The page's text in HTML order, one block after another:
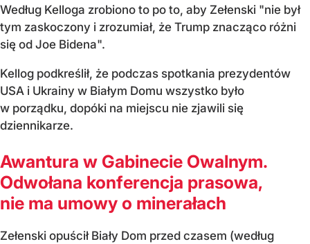
Według Kelloga zrobiono to po to, aby Zełenski "nie był
tym zaskoczony i zrozumiał, że Trump znacząco różni
się od Joe Bidena".
Kellog podkreślił, że podczas spotkania prezydentów
USA i Ukrainy w Białym Domu wszystko było
w porządku, dopóki na miejscu nie zjawili się
dziennikarze.
Awantura w Gabinecie Owalnym.
Odwołana konferencja prasowa,
nie ma umowy o minerałach
Zełenski opuścił Biały Dom przed czasem (według